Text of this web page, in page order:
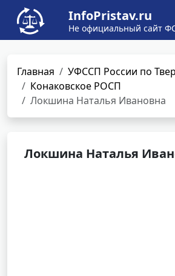
InfoPristav.ru
Не официальный сайт
Главная
УФССП России по
Конаковское РОСП
Локшина Наталья Ивановна
Локшина Наталья